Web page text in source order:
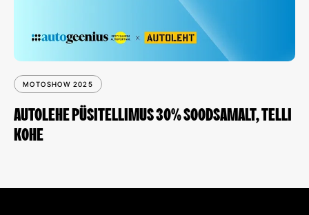
MOTOSHOW 2025
AUTOLEHE PÜSITELLIMUS 30% SOODSAMALT, TELLI
KOHE